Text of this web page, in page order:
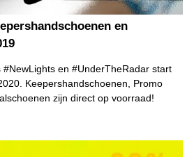
en
en #UnderTheRadar start
Keepershandschoenen, Promo
zijn direct op voorraad!